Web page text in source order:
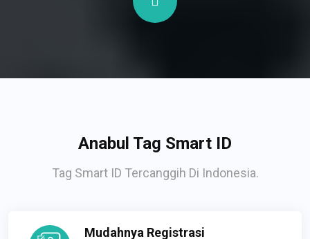
Anabul Tag Smart ID
Tag Smart ID Tercanggih Di Indonesia.
Mudahnya Registrasi